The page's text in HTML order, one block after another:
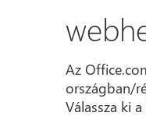
Az
országban/
Válassza ki